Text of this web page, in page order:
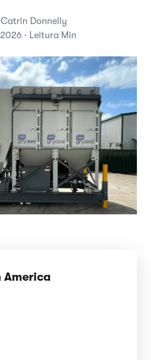
Donnelly
· Leitura Min
America